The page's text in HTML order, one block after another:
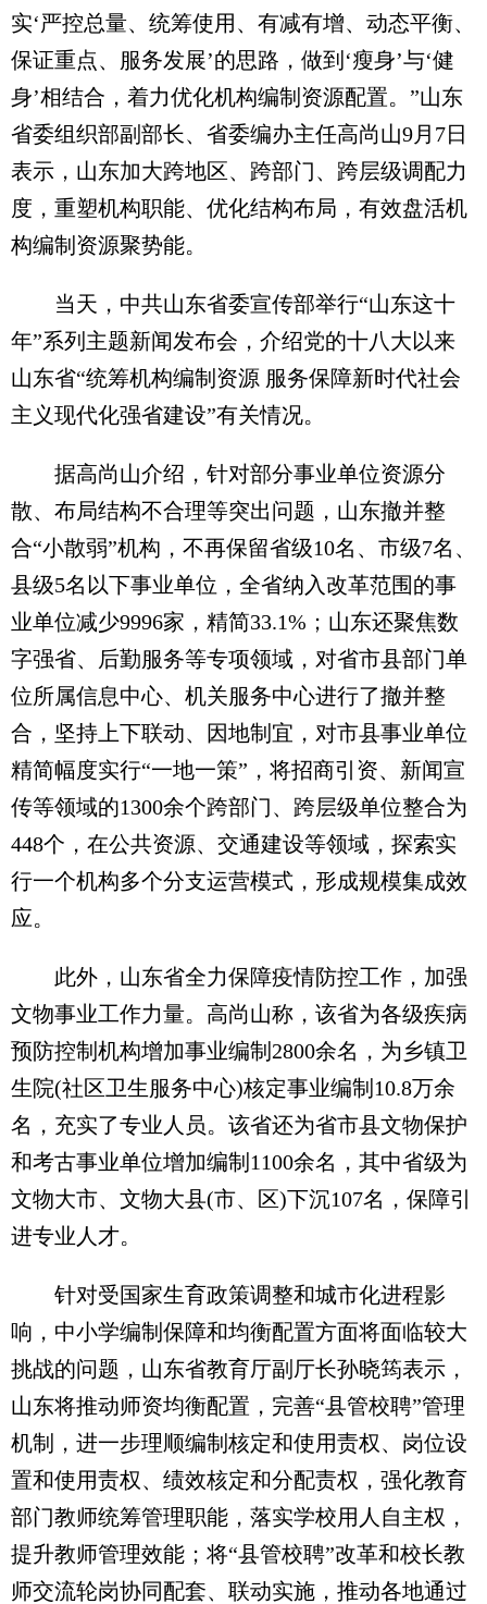
实‘严控总量、统筹使用、有减有增、动态平衡、
保证重点、服务发展’的思路，做到‘瘦身’与‘健
身’相结合，着力优化机构编制资源配置。”山东
省委组织部副部长、省委编办主任高尚山9月7日
表示，山东加大跨地区、跨部门、跨层级调配力
度，重塑机构职能、优化结构布局，有效盘活机
构编制资源聚势能。
当天，中共山东省委宣传部举行“山东这十
年”系列主题新闻发布会，介绍党的十八大以来
山东省“统筹机构编制资源 服务保障新时代社会
主义现代化强省建设”有关情况。
据高尚山介绍，针对部分事业单位资源分
散、布局结构不合理等突出问题，山东撤并整
合“小散弱”机构，不再保留省级10名、市级7名、
县级5名以下事业单位，全省纳入改革范围的事
业单位减少9996家，精简33.1%；山东还聚焦数
字强省、后勤服务等专项领域，对省市县部门单
位所属信息中心、机关服务中心进行了撤并整
合，坚持上下联动、因地制宜，对市县事业单位
精简幅度实行“一地一策”，将招商引资、新闻宣
传等领域的1300余个跨部门、跨层级单位整合为
448个，在公共资源、交通建设等领域，探索实
行一个机构多个分支运营模式，形成规模集成效
应。
此外，山东省全力保障疫情防控工作，加强
文物事业工作力量。高尚山称，该省为各级疾病
预防控制机构增加事业编制2800余名，为乡镇卫
生院(社区卫生服务中心)核定事业编制10.8万余
名，充实了专业人员。该省还为省市县文物保护
和考古事业单位增加编制1100余名，其中省级为
文物大市、文物大县(市、区)下沉107名，保障引
进专业人才。
针对受国家生育政策调整和城市化进程影
响，中小学编制保障和均衡配置方面将面临较大
挑战的问题，山东省教育厅副厅长孙晓筠表示，
山东将推动师资均衡配置，完善“县管校聘”管理
机制，进一步理顺编制核定和使用责权、岗位设
置和使用责权、绩效核定和分配责权，强化教育
部门教师统筹管理职能，落实学校用人自主权，
提升教师管理效能；将“县管校聘”改革和校长教
师交流轮岗协同配套、联动实施，推动各地通过